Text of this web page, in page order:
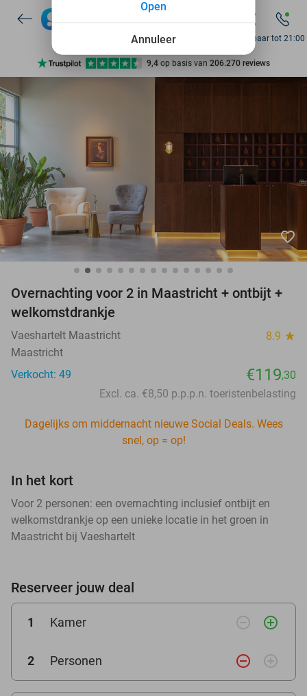
7 dagen per week beschikbaar
10+ miljoen leden
9,4 op basis van 206.270 reviews
Ontdek 15.000+ deals
Bereikbaar tot 21:00
favorite_border
Overnachting voor 2 in Maastricht + ontbijt +
welkomstdrankje
Vaeshartelt Maastricht 8.9 star
Maastricht
Verkocht: 49
€119,30
Excl. ca. €8,50 p.p.p.n. toeristenbelasting
Dagelijks om middernacht nieuwe Social Deals. Wees
snel, op = op!
In het kort
Voor 2 personen: een overnachting inclusief ontbijt en
welkomstdrankje op een unieke locatie in het groen in
Maastricht bij Vaeshartelt
Reserveer jouw deal
1 Kamer remove_circle_outline add_circle_outline
2 Personen remove_circle_outline add_circle_outline
Annuleer
Open